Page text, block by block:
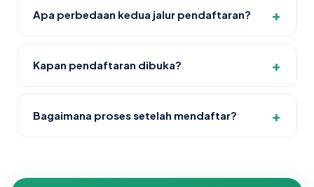
Apa perbedaan kedua jalur pendaftaran?
Kapan pendaftaran dibuka?
Bagaimana proses setelah mendaftar?